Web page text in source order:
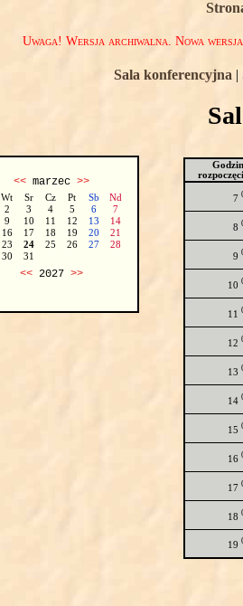
Uwaga! Wersja archiwalna. Nowa
Sala konferencyjna |
<<marzec >>
Wt Sr Cz Pt Sb
Nd
2 3 4 5 6
7
9 10 11 12 13
14
16 17 18 19 20
21
23 24 25 26 27
28
30 31
<<2027 >>
7
8
9
10
11
12
13
14
15
16
17
18
19